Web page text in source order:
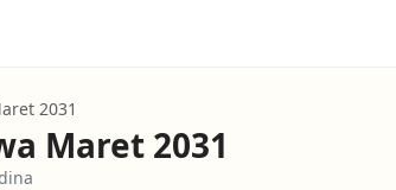
2031
Maret 2031